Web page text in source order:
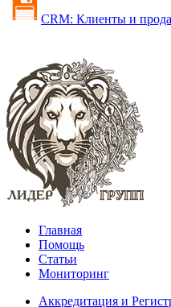
CRM: Клиенты и
Главная
Помощь
Статьи
Мониторинг
Аккредитация и